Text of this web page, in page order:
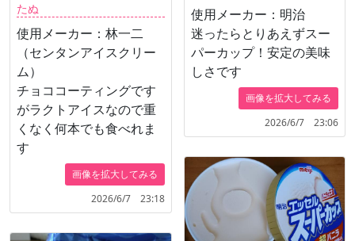
たぬ
使用メーカー：林一二
（センタンアイスクリー
ム）
チョココーティングです
がラクトアイスなので重
くなく何本でも食べれま
す
画像を拡大してみる
2026/6/7 23:18
使用メーカー：明治
迷ったらとりあえずスー
パーカップ！安定の美味
しさです
画像を拡大してみる
2026/6/7 23:06